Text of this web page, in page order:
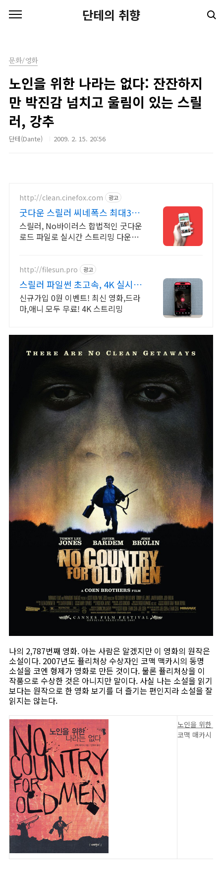
단테의 취향
문화/영화
노인을 위한 나라는 없다: 잔잔하지
만 박진감 넘치고 울림이 있는 스릴
러, 강추
단테(Dante) 2009. 2. 15. 20:56
http://clean.cinefox.com 광고
굿다운 스릴러 씨네폭스 최대3만
원+10%추가적립
스릴러, No바이러스 합법적인 굿다운
로드 파일로 실시간 스트리밍 다운로
http://filesun.pro 광고
스릴러 파일썬 초고속, 4K 실시간
보기!
신규가입 0원 이벤트! 최신 영화,드라
마,애니 모두 무료! 4K 스트리밍
나의 2,787번째 영화. 아는 사람은 알겠지만 이 영화의 원작은
소설이다. 2007년도 퓰리처상 수상자인 코맥 맥카시의 동명
소설을 코엔 형제가 영화로 만든 것이다. 물론 퓰리처상을 이
작품으로 수상한 것은 아니지만 말이다. 사실 나는 소설을 읽기
보다는 원작으로 한 영화 보기를 더 즐기는 편인지라 소설을 잘
읽지는 않는다.
노인을 위한
코맥 매카시